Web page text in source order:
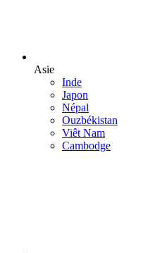
Asie
Inde
Japon
Népal
Ouzbékistan
Viêt Nam
Cambodge